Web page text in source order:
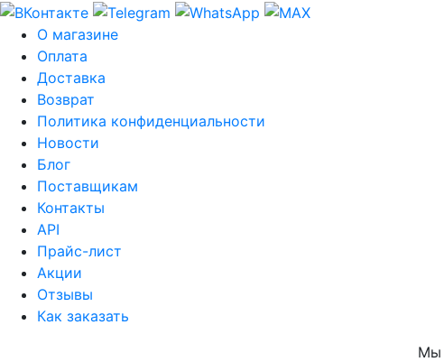
О магазине
Оплата
Доставка
Возврат
Политика конфиденциальности
Новости
Блог
Поставщикам
Контакты
API
Прайс-лист
Акции
Отзывы
Как заказать
Мы